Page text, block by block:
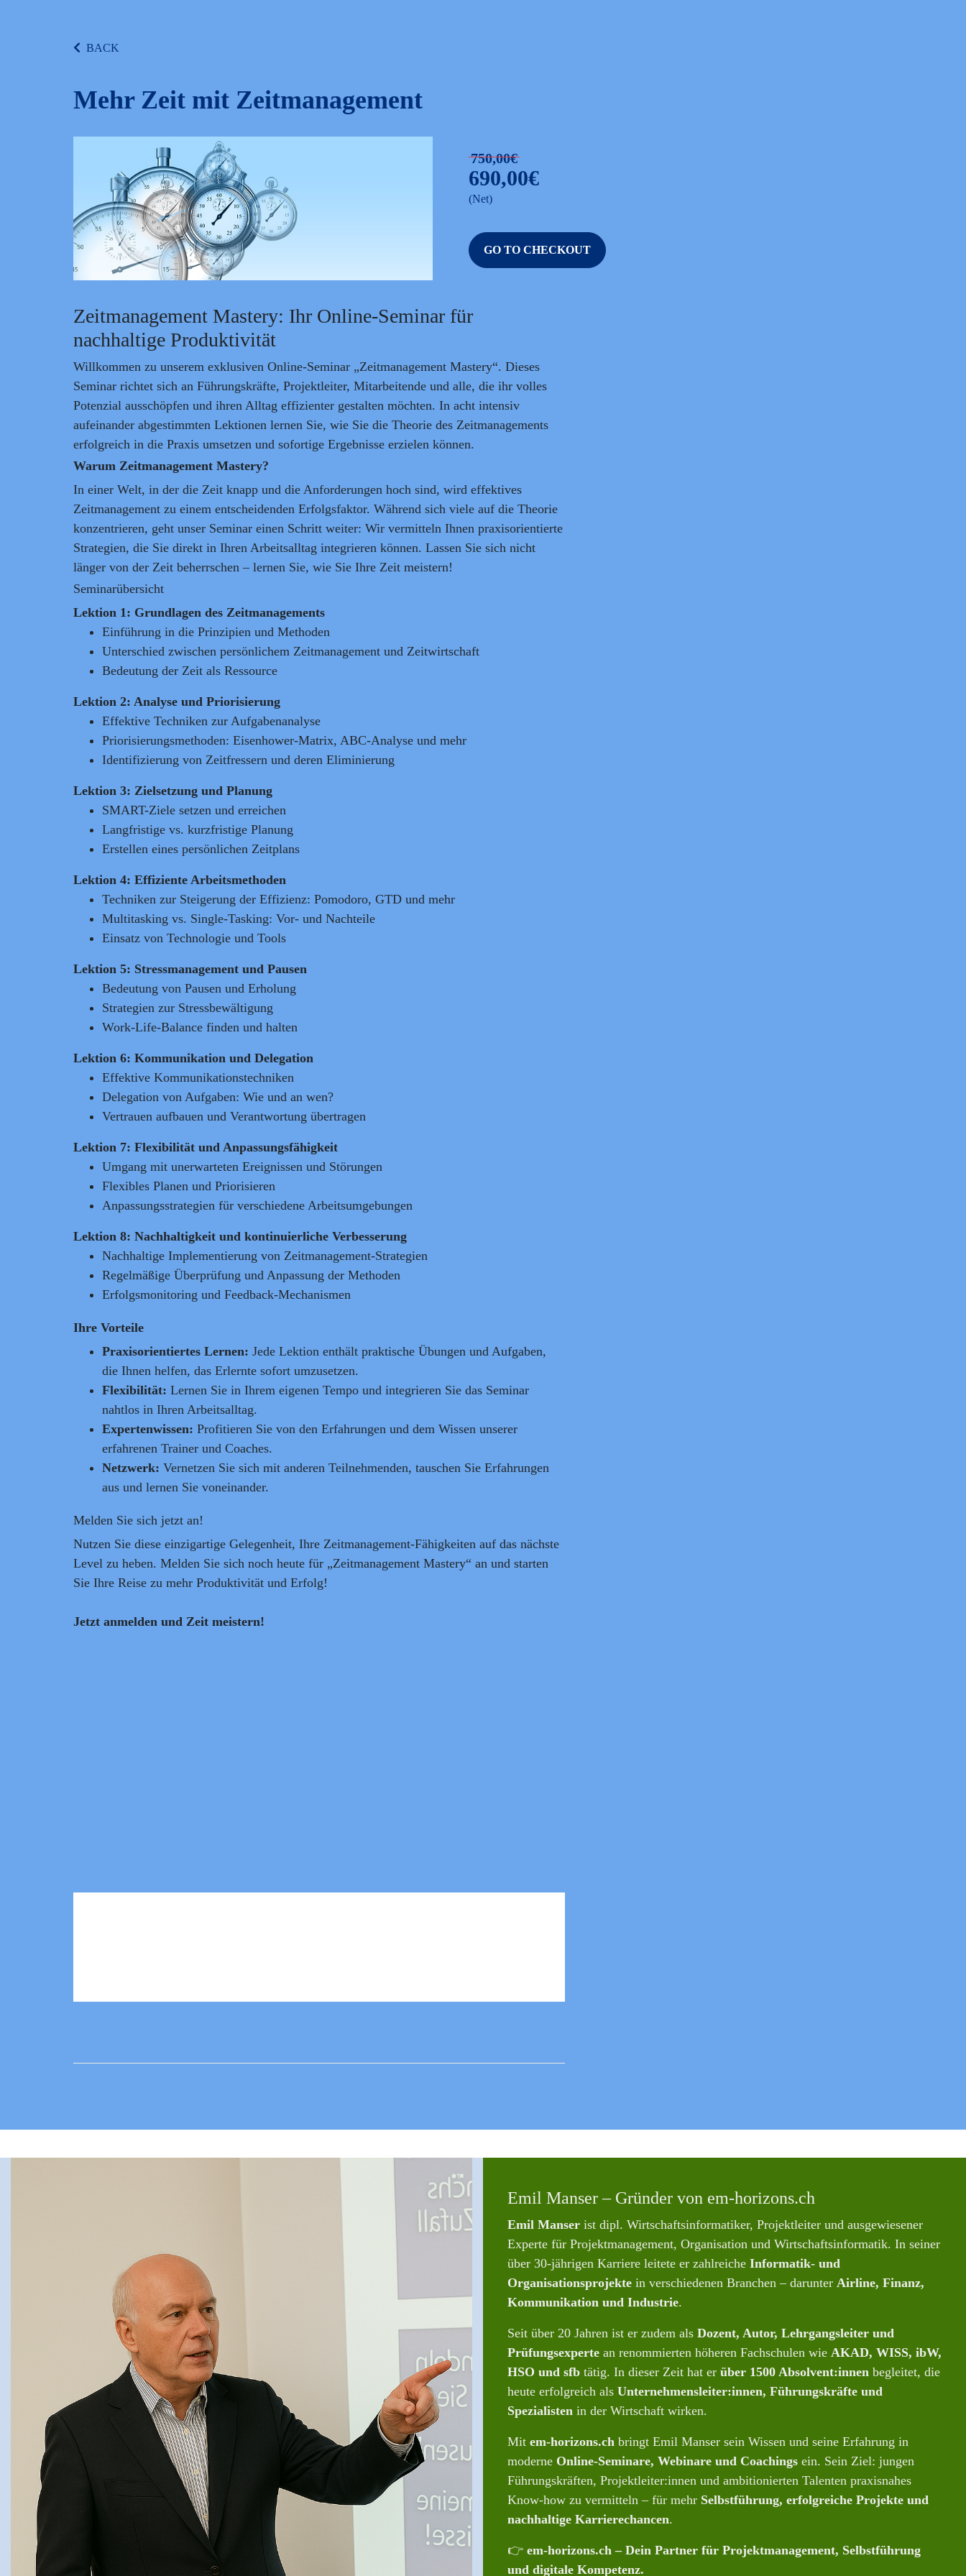
BACK
Mehr Zeit mit Zeitmanagement
750,00€
690,00€
(Net)
GO TO CHECKOUT
Zeitmanagement Mastery: Ihr Online-Seminar für
nachhaltige Produktivität
Willkommen zu unserem exklusiven Online-Seminar „Zeitmanagement Mastery“. Dieses
Seminar richtet sich an Führungskräfte, Projektleiter, Mitarbeitende und alle, die ihr volles
Potenzial ausschöpfen und ihren Alltag effizienter gestalten möchten. In acht intensiv
aufeinander abgestimmten Lektionen lernen Sie, wie Sie die Theorie des Zeitmanagements
erfolgreich in die Praxis umsetzen und sofortige Ergebnisse erzielen können.
Warum Zeitmanagement Mastery?
In einer Welt, in der die Zeit knapp und die Anforderungen hoch sind, wird effektives
Zeitmanagement zu einem entscheidenden Erfolgsfaktor. Während sich viele auf die Theorie
konzentrieren, geht unser Seminar einen Schritt weiter: Wir vermitteln Ihnen praxisorientierte
Strategien, die Sie direkt in Ihren Arbeitsalltag integrieren können. Lassen Sie sich nicht
länger von der Zeit beherrschen – lernen Sie, wie Sie Ihre Zeit meistern!
Seminarübersicht
Lektion 1: Grundlagen des Zeitmanagements
Einführung in die Prinzipien und Methoden
Unterschied zwischen persönlichem Zeitmanagement und Zeitwirtschaft
Bedeutung der Zeit als Ressource
Lektion 2: Analyse und Priorisierung
Effektive Techniken zur Aufgabenanalyse
Priorisierungsmethoden: Eisenhower-Matrix, ABC-Analyse und mehr
Identifizierung von Zeitfressern und deren Eliminierung
Lektion 3: Zielsetzung und Planung
SMART-Ziele setzen und erreichen
Langfristige vs. kurzfristige Planung
Erstellen eines persönlichen Zeitplans
Lektion 4: Effiziente Arbeitsmethoden
Techniken zur Steigerung der Effizienz: Pomodoro, GTD und mehr
Multitasking vs. Single-Tasking: Vor- und Nachteile
Einsatz von Technologie und Tools
Lektion 5: Stressmanagement und Pausen
Bedeutung von Pausen und Erholung
Strategien zur Stressbewältigung
Work-Life-Balance finden und halten
Lektion 6: Kommunikation und Delegation
Effektive Kommunikationstechniken
Delegation von Aufgaben: Wie und an wen?
Vertrauen aufbauen und Verantwortung übertragen
Lektion 7: Flexibilität und Anpassungsfähigkeit
Umgang mit unerwarteten Ereignissen und Störungen
Flexibles Planen und Priorisieren
Anpassungsstrategien für verschiedene Arbeitsumgebungen
Lektion 8: Nachhaltigkeit und kontinuierliche Verbesserung
Nachhaltige Implementierung von Zeitmanagement-Strategien
Regelmäßige Überprüfung und Anpassung der Methoden
Erfolgsmonitoring und Feedback-Mechanismen
Ihre Vorteile
Praxisorientiertes Lernen: Jede Lektion enthält praktische Übungen und Aufgaben,
die Ihnen helfen, das Erlernte sofort umzusetzen.
Flexibilität: Lernen Sie in Ihrem eigenen Tempo und integrieren Sie das Seminar
nahtlos in Ihren Arbeitsalltag.
Expertenwissen: Profitieren Sie von den Erfahrungen und dem Wissen unserer
erfahrenen Trainer und Coaches.
Netzwerk: Vernetzen Sie sich mit anderen Teilnehmenden, tauschen Sie Erfahrungen
aus und lernen Sie voneinander.
Melden Sie sich jetzt an!
Nutzen Sie diese einzigartige Gelegenheit, Ihre Zeitmanagement-Fähigkeiten auf das nächste
Level zu heben. Melden Sie sich noch heute für „Zeitmanagement Mastery“ an und starten
Sie Ihre Reise zu mehr Produktivität und Erfolg!
Jetzt anmelden und Zeit meistern!
Emil Manser – Gründer von em-horizons.ch
Emil Manserist dipl. Wirtschaftsinformatiker, Projektleiter und ausgewiesener
Experte für Projektmanagement, Organisation und Wirtschaftsinformatik. In seiner
über 30-jährigen Karriere leitete er zahlreiche Informatik- und
Organisationsprojektein verschiedenen Branchen – darunter Airline, Finanz,
Kommunikation und Industrie.
Seit über 20 Jahren ist er zudem als Dozent, Autor, Lehrgangsleiter und
Prüfungsexpertean renommierten höheren Fachschulen wie AKAD, WISS, ibW,
HSO und sfbtätig. In dieser Zeit hat er über 1500 Absolvent:innen begleitet, die
heute erfolgreich als Unternehmensleiter:innen, Führungskräfte und
Spezialisten in der Wirtschaft wirken.
Mit em-horizons.ch bringt Emil Manser sein Wissen und seine Erfahrung in
moderne Online-Seminare, Webinare und Coachingsein. Sein Ziel: jungen
Führungskräften, Projektleiter:innen und ambitionierten Talenten praxisnahes
Know-how zu vermitteln – für mehr Selbstführung, erfolgreiche Projekte und
nachhaltige Karrierechancen.
👉 em-horizons.ch – Dein Partner für Projektmanagement, Selbstführung
und digitale Kompetenz.